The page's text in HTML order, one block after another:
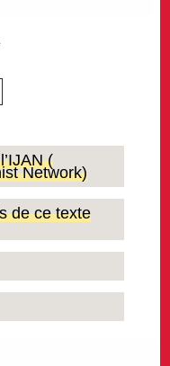
(
Network)
de ce texte